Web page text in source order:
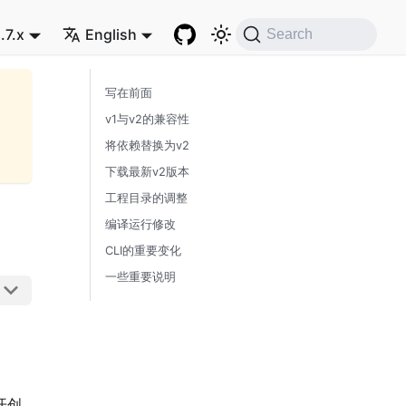
English Search
写在前面
v1与v2的兼容性
将依赖替换为v2
下载最新v2版本
工程目录的调整
编译运行修改
CLI的重要变化
一些重要说明